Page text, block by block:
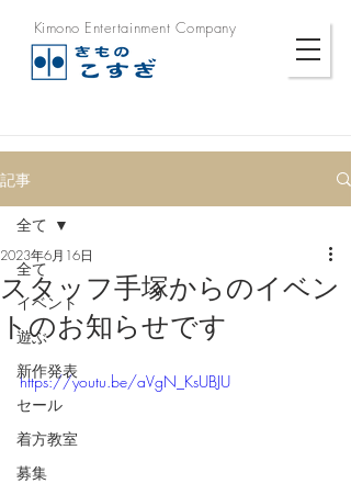
Kimono Entertainment Company
記事
全て
イベント
遊ぶ
新作発表
セール
着方教室
募集
全て
スタッフ手塚からのイベン
トのお知らせです
2023年6月16日
https://youtu.be/aVgN_KsUBJU